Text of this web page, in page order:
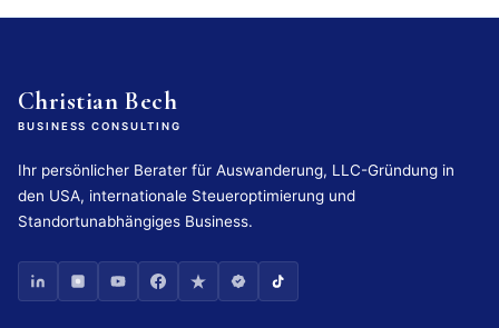
Christian Bech
BUSINESS CONSULTING
Ihr persönlicher Berater für Auswanderung, LLC-Gründung in
den USA, internationale Steueroptimierung und
Standortunabhängiges Business.